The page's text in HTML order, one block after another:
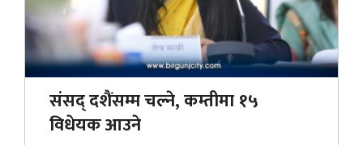
संसद् दशैंसम्म चल्ने, कम्तीमा १५
विधेयक आउने